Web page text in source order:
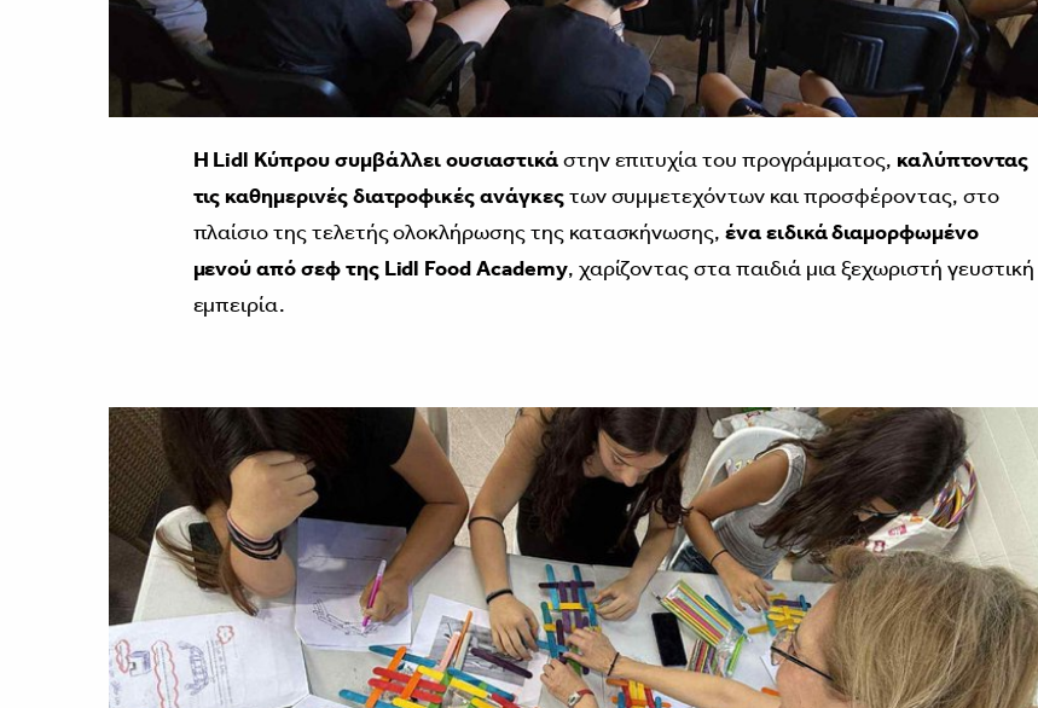
Η Lidl Κύπρου συμβάλλει ουσιαστικάστην επιτυχία του προγράμματος, καλύπτοντας
τις καθημερινές διατροφικές ανάγκεςτων συμμετεχόντων και προσφέροντας, στο
πλαίσιο της τελετής ολοκλήρωσης της κατασκήνωσης,ένα ειδικά διαμορφωμένο
μενού από σεφ της Lidl FoodAcademy, χαρίζοντας στα παιδιά μια ξεχωριστή γευστική
εμπειρία.